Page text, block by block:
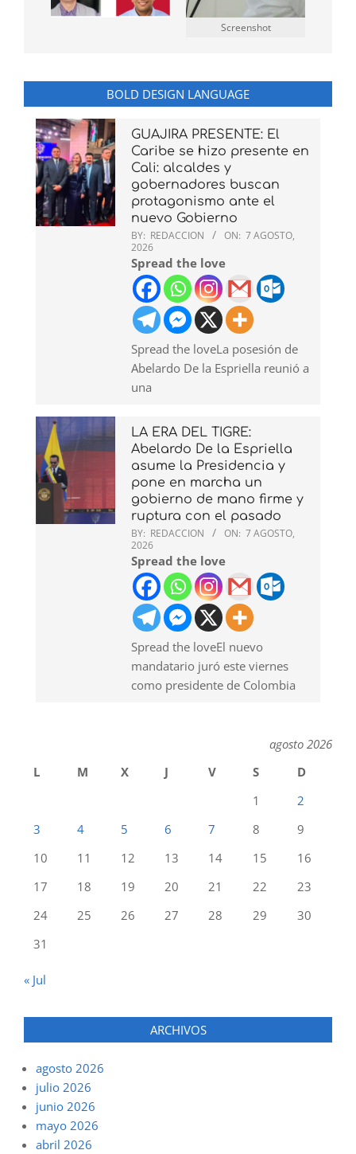
Screenshot
BOLD DESIGN LANGUAGE
GUAJIRA PRESENTE: El
Caribe se hizo presente en
Cali: alcaldes y
gobernadores buscan
protagonismo ante el
nuevo Gobierno
BY: REDACCION ON: 7 AGOSTO,
2026
Spread the love
Spread the loveLa posesión de
Abelardo De la Espriella reunió a
una
LA ERA DEL TIGRE:
Abelardo De la Espriella
asume la Presidencia y
pone en marcha un
gobierno de mano firme y
ruptura con el pasado
BY: REDACCION ON: 7 AGOSTO,
2026
Spread the love
Spread the loveEl nuevo
mandatario juró este viernes
como presidente de Colombia
agosto 2026
L
M X J V S
D
1
2
3
4 5 6 7 8
9
10
11 12 13 14 15
16
17
18 19 20 21 22
23
24
25 26 27 28 29
30
31
« Jul
ARCHIVOS
agosto 2026
julio 2026
junio 2026
mayo 2026
abril 2026